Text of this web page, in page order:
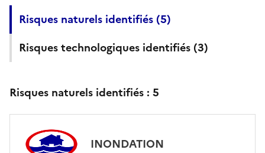
Risques naturels identifiés (5)
Risques technologiques identifiés (3)
Risques naturels identifiés : 5
INONDATION